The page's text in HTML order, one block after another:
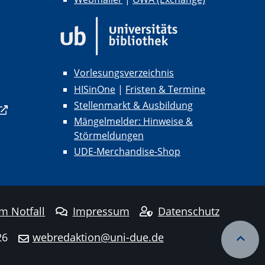
Vorlesungsverzeichnis
HISinOne | Fristen & Termine
Stellenmarkt & Ausbildung
Mängelmelder: Hinweise &
Störmeldungen
UDE-Merchandise-Shop
Notfall Impressum
Datenschutz
webredaktion@uni-due.de